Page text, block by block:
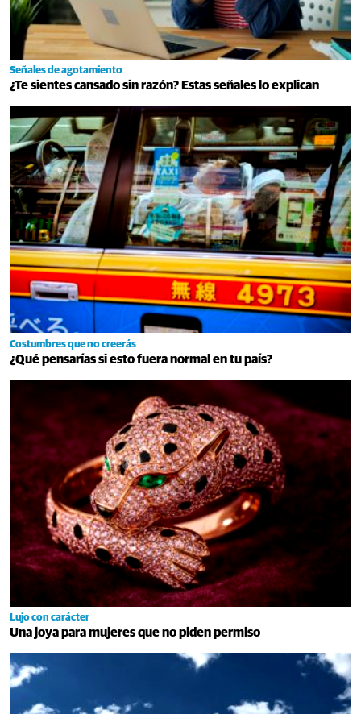
Señales de agotamiento
¿Te sientes cansado sin razón? Estas señales lo explican
Costumbres que no creerás
¿Qué pensarías si esto fuera normal en tu país?
Lujo con carácter
Una joya para mujeres que no piden permiso